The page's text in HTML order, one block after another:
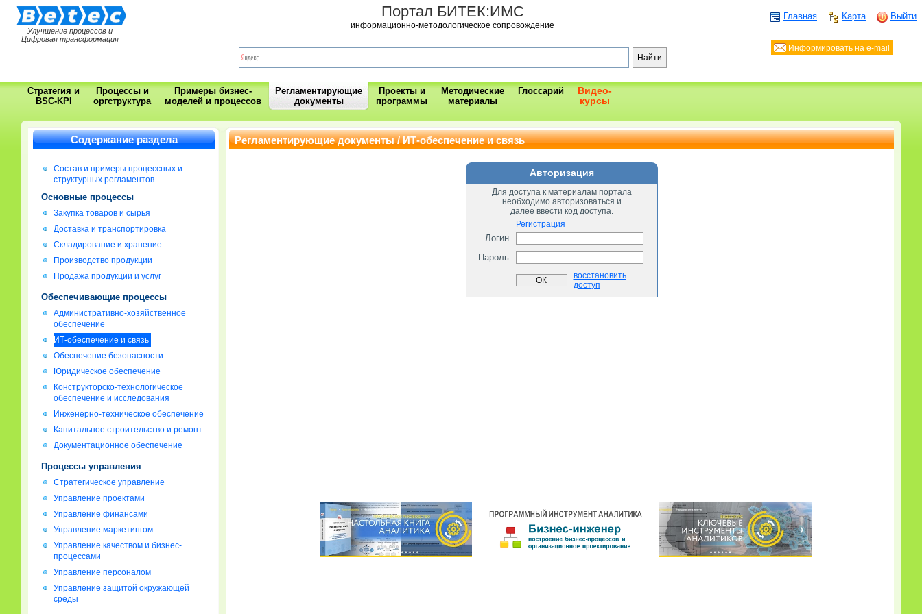
Улучшение процессов и
Цифровая трансформация
Портал БИТЕК:ИМС
информационно-методологическое сопровождение
Главная Карта Выйти
Информировать на e-mail
Стратегия и
BSC-KPI
Процессы и
оргструктура
Примеры бизнес-
моделей и процессов
Регламентирующие
документы
Проекты и
программы
Методические
материалы
Глоссарий
Видео-
курсы
Содержание раздела
Состав и примеры процессных и
структурных регламентов
Основные процессы
Закупка товаров и сырья
Доставка и транспортировка
Складирование и хранение
Производство продукции
Продажа продукции и услуг
Обеспечивающие процессы
Административно-хозяйственное
обеспечение
ИТ-обеспечение и связь
Обеспечение безопасности
Юридическое обеспечение
Конструкторско-технологическое
обеспечение и исследования
Инженерно-техническое обеспечение
Капитальное строительство и ремонт
Документационное обеспечение
Процессы управления
Стратегическое управление
Управление проектами
Управление финансами
Управление маркетингом
Управление качеством и бизнес-
процессами
Управление персоналом
Управление защитой окружающей
среды
Регламентирующие документы / ИТ-обеспечение и связь
Авторизация
Для доступа к материалам портала
необходимо авторизоваться и
далее ввести код доступа.
Регистрация
Логин
Пароль
восстановить
доступ